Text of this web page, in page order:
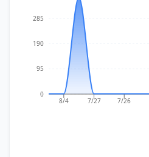
8/4 7/27 7/26
0
95
190
285